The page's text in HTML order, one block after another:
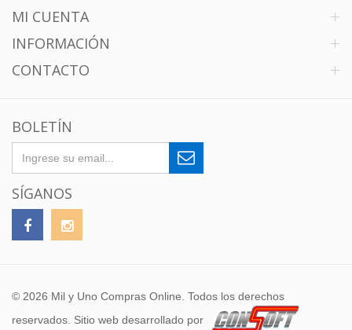
MI CUENTA
INFORMACIÓN
CONTACTO
BOLETÍN
SÍGANOS
© 2026 Mil y Uno Compras Online. Todos los derechos
reservados. Sitio web desarrollado por